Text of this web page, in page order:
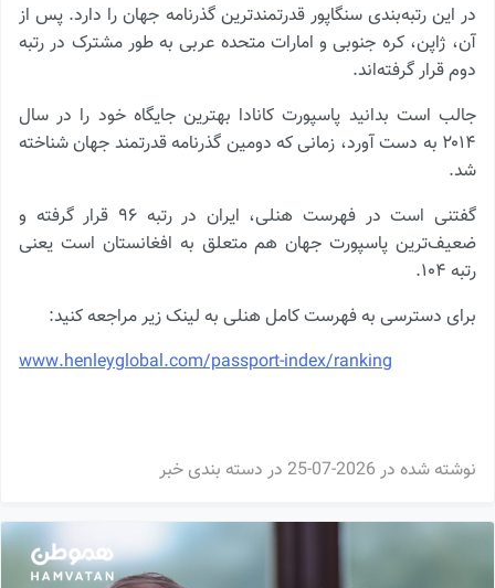
در این رتبه‌بندی سنگاپور قدرتمندترین گذرنامه جهان را دارد. پس از
آن، ژاپن، کره جنوبی و امارات متحده عربی به طور مشترک در رتبه
دوم قرار گرفته‌اند.
جالب است بدانید پاسپورت کانادا بهترین جایگاه خود را در سال
۲۰۱۴ به دست آورد، زمانی که دومین گذرنامه قدرتمند جهان شناخته
شد.
گفتنی است در فهرست هنلی، ایران در رتبه ۹۶ قرار گرفته و
ضعیف‌ترین پاسپورت جهان هم متعلق به افغانستان است یعنی
رتبه ۱۰۴.
برای دسترسی به فهرست کامل هنلی به لینک زیر مراجعه کنید:
www.henleyglobal.com/passport-index/ranking
نوشته شده در 2026-07-25 در دسته بندی خبر